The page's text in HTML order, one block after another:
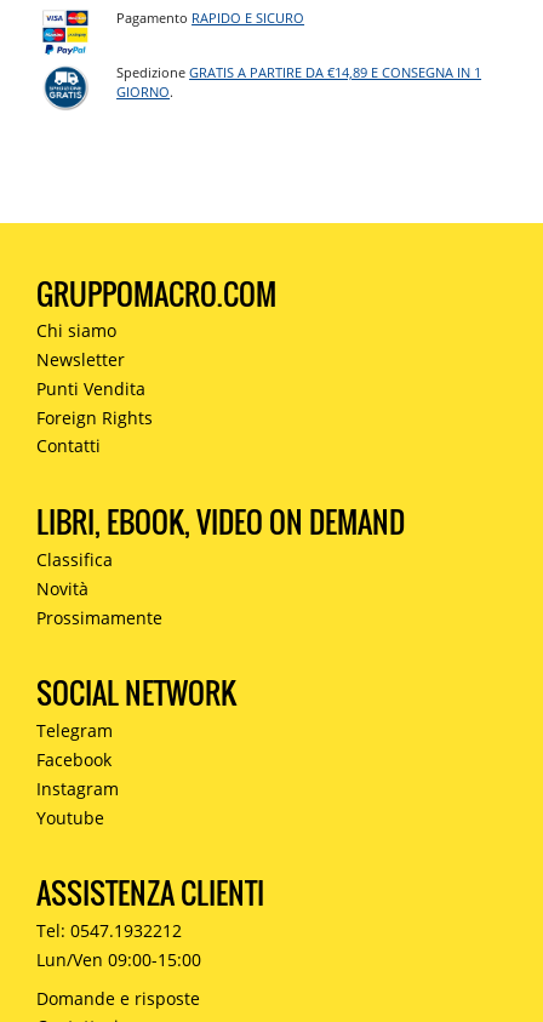
Pagamento RAPIDO E SICURO
SpedizioneGRATIS A PARTIRE DA €14,89 E CONSEGNA IN 1
GIORNO.
GRUPPOMACRO.COM
Chi siamo
Newsletter
Punti Vendita
Foreign Rights
Contatti
LIBRI, EBOOK, VIDEO ON DEMAND
Classifica
Novità
Prossimamente
SOCIAL NETWORK
Telegram
Facebook
Instagram
Youtube
ASSISTENZA CLIENTI
Tel: 0547.1932212
Lun/Ven 09:00-15:00
Domande e risposte